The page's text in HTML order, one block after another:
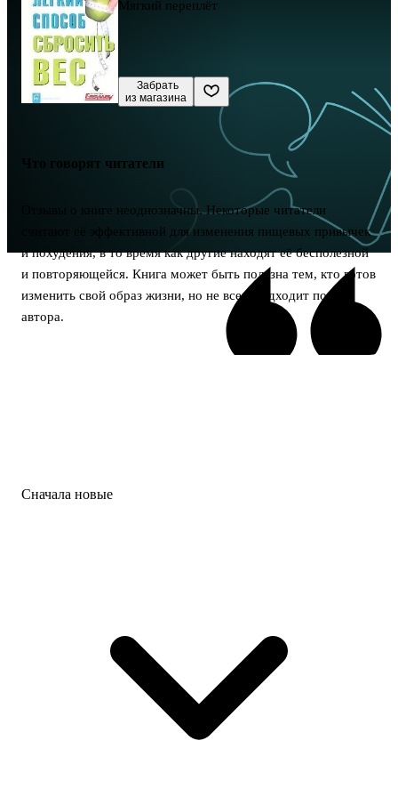
Мягкий переплёт
Забрать
из магазина
Что говорят читатели
Отзывы о книге неоднозначны. Некоторые читатели
считают её эффективной для изменения пищевых привычек
и похудения, в то время как другие находят её бесполезной
и повторяющейся. Книга может быть полезна тем, кто готов
изменить свой образ жизни, но не всем подходит подход
автора.
Сначала новые